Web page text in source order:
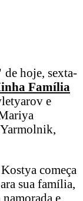
de hoje, sexta-
Famí­lia
e
começa
sua família,
e